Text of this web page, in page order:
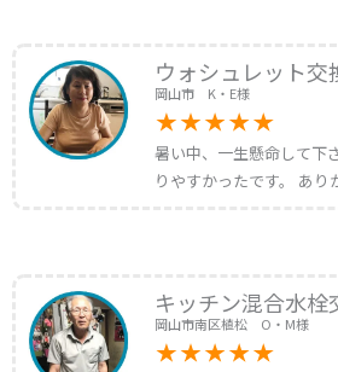
ウォシュレット交
岡山市 K・E様
暑い中、一生懸命して下
りやすかったです。 あり
キッチン混合水栓
岡山市南区植松 O・M様